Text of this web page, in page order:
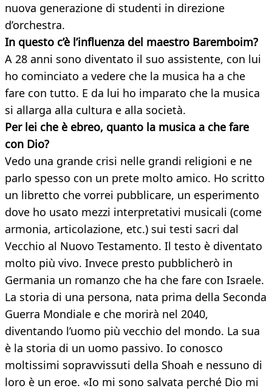
nuova generazione di studenti in direzione
d’orchestra.
In questo c’è l’influenza del maestro Baremboim?
A 28 anni sono diventato il suo assistente, con lui
ho cominciato a vedere che la musica ha a che
fare con tutto. E da lui ho imparato che la musica
si allarga alla cultura e alla società.
Per lei che è ebreo, quanto la musica a che fare
con Dio?
Vedo una grande crisi nelle grandi religioni e ne
parlo spesso con un prete molto amico. Ho scritto
un libretto che vorrei pubblicare, un esperimento
dove ho usato mezzi interpretativi musicali (come
armonia, articolazione, etc.) sui testi sacri dal
Vecchio al Nuovo Testamento. Il testo è diventato
molto più vivo. Invece presto pubblicherò in
Germania un romanzo che ha che fare con Israele.
La storia di una persona, nata prima della Seconda
Guerra Mondiale e che morirà nel 2040,
diventando l’uomo più vecchio del mondo. La sua
è la storia di un uomo passivo. Io conosco
moltissimi sopravvissuti della Shoah e nessuno di
loro è un eroe. «Io mi sono salvata perché Dio mi